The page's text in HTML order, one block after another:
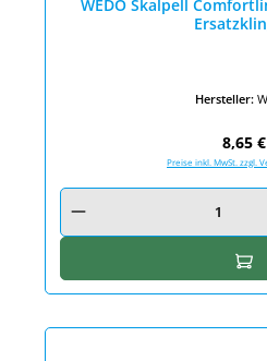
WEDO Skalpell
Hersteller:
8,65 €
Preise inkl. MwSt. zzgl.
Produkt Anzahl: Gib den
In